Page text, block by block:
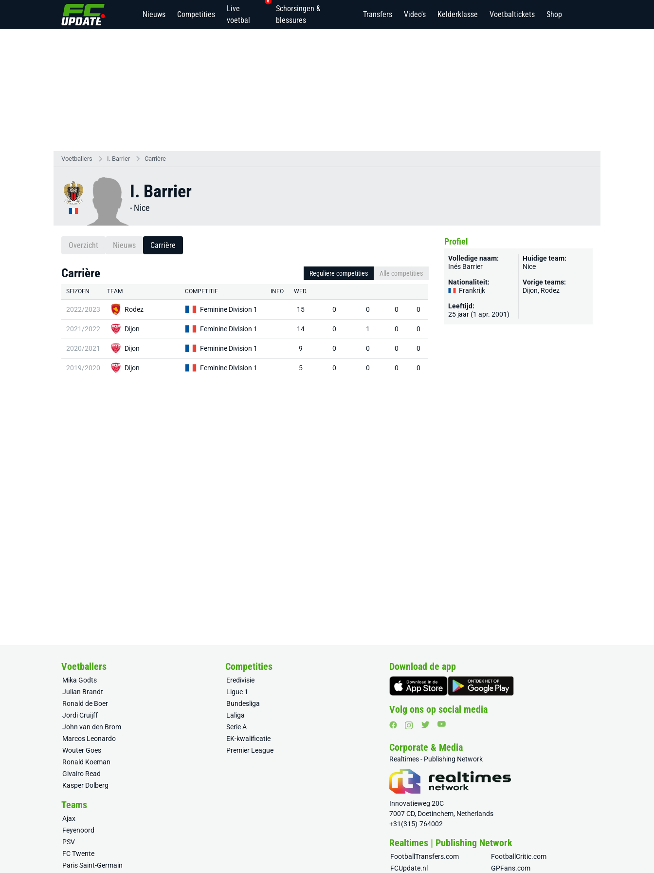
Nieuws Competities
Live
voetbal
Schorsingen &
blessures
Transfers Video's Kelderklasse Voetbaltickets Shop
Voetballers I. Barrier Carrière
I. Barrier
- Nice
Overzicht Nieuws Carrière
Carrière Reguliere competities Alle competities
SEIZOEN TEAM COMPETITIE INFO WED.
2022/2023 Rodez Feminine Division 1 15 0 0 0 0
2021/2022 Dijon Feminine Division 1 14 0 1 0 0
2020/2021 Dijon Feminine Division 1 9 0 0 0 0
2019/2020 Dijon Feminine Division 1 5 0 0 0 0
Profiel
Volledige naam:
Inés Barrier
Nationaliteit:
Frankrijk
Leeftijd:
25 jaar (1 apr. 2001)
Huidige team:
Nice
Vorige teams:
Dijon, Rodez
Voetballers
Mika Godts
Julian Brandt
Ronald de Boer
Jordi Cruijff
John van den Brom
Marcos Leonardo
Wouter Goes
Ronald Koeman
Givairo Read
Kasper Dolberg
Competities
Eredivisie
Ligue 1
Bundesliga
Laliga
Serie A
EK-kwalificatie
Premier League
Teams
Ajax
Feyenoord
PSV
FC Twente
Paris Saint-Germain
Download de app
Volg ons op social media
Corporate & Media
Realtimes - Publishing Network
Innovatieweg 20C
7007 CD, Doetinchem, Netherlands
+31(315)-764002
Realtimes | Publishing Network
FootballTransfers.com
FootballCritic.com
FCUpdate.nl
GPFans.com